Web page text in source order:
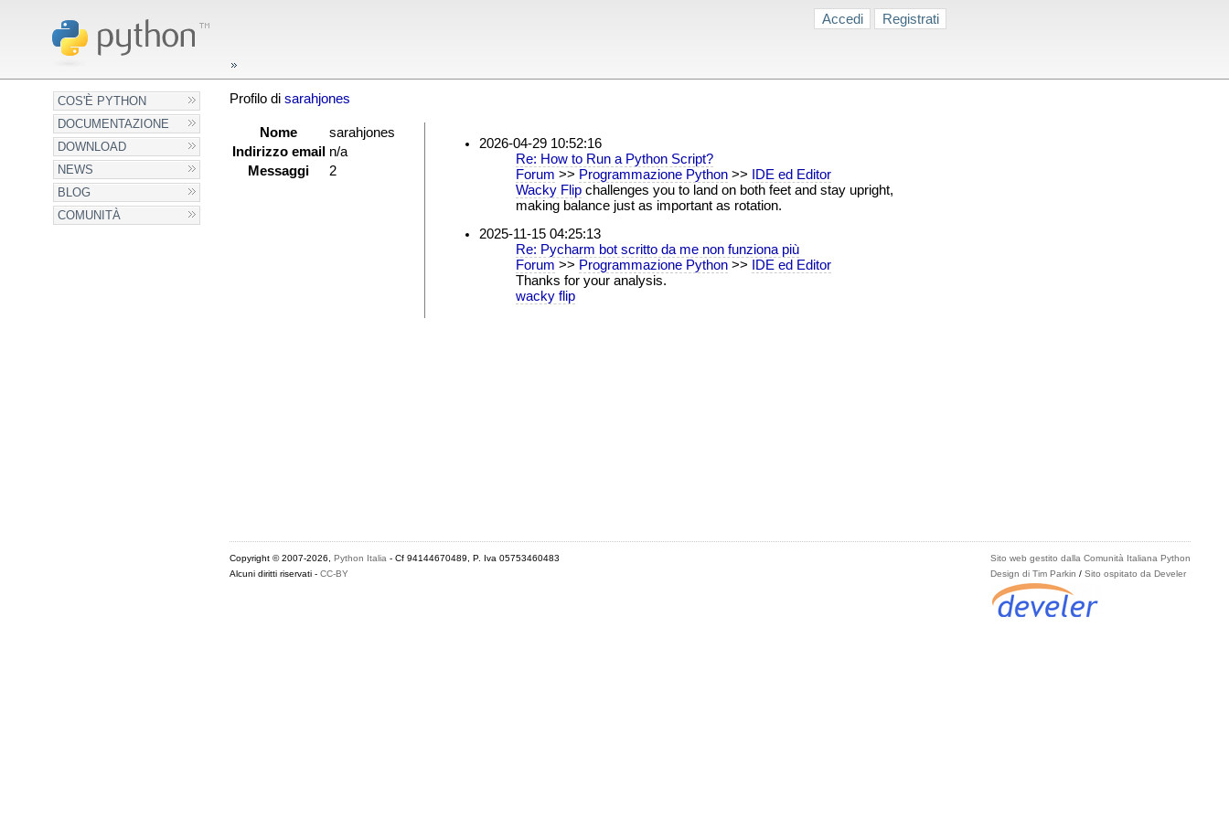
Accedi Registrati
COS'È PYTHON
DOCUMENTAZIONE
DOWNLOAD
NEWS
BLOG
COMUNITÀ
Profilo di sarahjones
Nome
sarahjones
Indirizzo email n/a
Messaggi
2
2026-04-29 10:52:16
Re: How to Run a Python Script?
Forum >> Programmazione Python>>
IDE ed Editor
Wacky Flipchallenges you to land on both feet and stay upright,
making balance just as important as rotation.
2025-11-15 04:25:13
Re: Pycharm bot scritto da me non funziona più
Forum >> Programmazione Python>>
IDE ed Editor
Thanks for your analysis.
wacky flip
Sito web gestito dalla Comunità Italiana Python
Design di Tim Parkin /Sito ospitato da Develer
Copyright © 2007-2026, Python Italia - Cf 94144670489, P. Iva 05753460483
Alcuni diritti riservati - CC-BY